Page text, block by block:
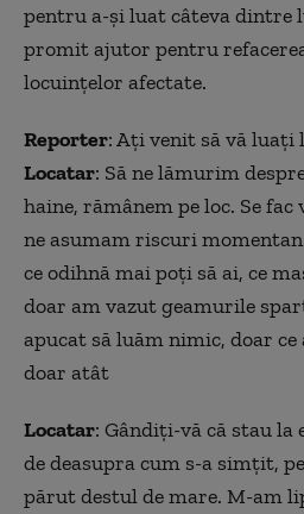
pentru a-și luat câteva
promit ajutor pentru
locuințelor afectate.
Reporter: Ați venit să vă luați
Locatar: Să ne lămurim
haine, rămânem pe loc. Se
ne asumam riscuri
ce odihnă mai poți să ai, ce
doar am vazut geamurile
apucat să luăm nimic, doar ce
doar atât
Locatar: Gândiți-vă că stau
de deasupra cum s-a simțit,
părut destul de mare. M-am